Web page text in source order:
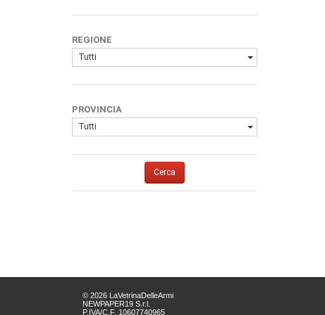
REGIONE
Tutti
PROVINCIA
Tutti
Cerca
© 2026 LaVetrinaDelleArmi
NEWPAPER19 S.r.l.
P.IVA/C.F. 10607740965